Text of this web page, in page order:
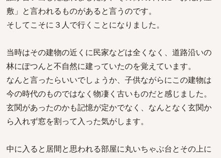
敷」と言われるものがあると言うのです。
そしてこそに３人で行くことになりました。
当時はその建物の近くに民家などは全くなく、道路沿いの
林にぽつんと不自然に建っていたのを覚えています。
なんと言ったらいいでしょうか、子供ながらにこの建物は
今の時代のものではなく物凄く古いものだと感じました。
玄関があったのかも記憶が定かでなく、なんとなく玄関か
ら入れず窓を割って入った気がします。
中に入ると居間と思われる部屋に丸いちゃぶ台とその上に